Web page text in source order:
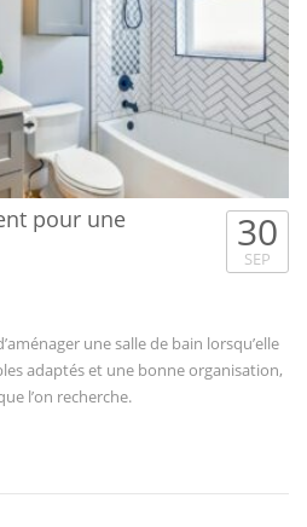
pour une 30
SEP
une salle de bain lorsqu’elle
adaptés et une bonne organisation,
l’on recherche.